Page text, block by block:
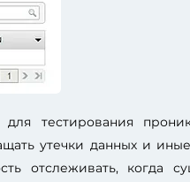
тестирования
утечки данных и
отслеживать, когда